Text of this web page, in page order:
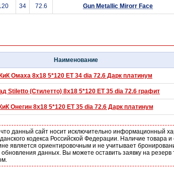
34 72.6 Gun Metallic Mirorr Face
Наименование
КиК Омаха 8x18 5*120 ET 34 dia 72.6 Дарк платинум
Stiletto (Стилетто) 8x18 5*120 ET 35 dia 72.6 графит
КиК Онегин 8x18 5*120 ET 35 dia 72.6 Дарк платинум
данный сайт носит исключительно информационный
кодекса Российской Федерации. Наличие товара
является ориентировочным и не учитывает
данных. Вы можете оставить заявку на